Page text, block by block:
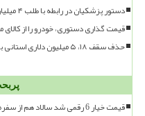
دستور پزشکیان در رابطه با طلب ۴ میلیارد یورویی تامین کنندگان کالاهای اساسی
قیمت گذاری دستوری، خودرو را از
حذف سقف ۱۸، ۵ میلیون دلاری استانی برای واردات کالاهای اساسی از مرزها
قیمت خیار 6 رقمی شد سالاد هم از سفره مردم پر می کشد؟